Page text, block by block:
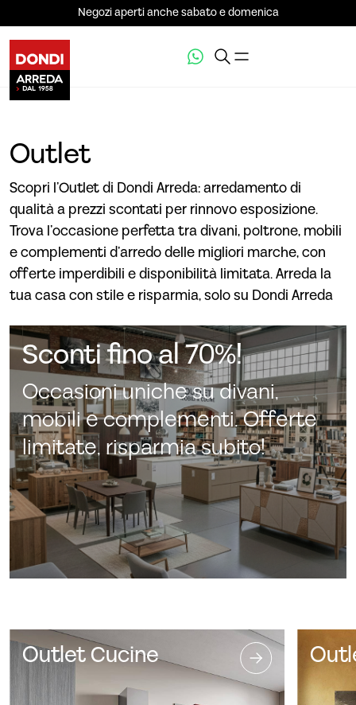
Negozi aperti anche sabato e domenica
Outlet
Scopri l’Outlet di Dondi Arreda: arredamento di
qualità a prezzi scontati per rinnovo esposizione.
Trova l’occasione perfetta tra divani, poltrone, mobili
e complementi d’arredo delle migliori marche, con
offerte imperdibili e disponibilità limitata. Arreda la
tua casa con stile e risparmia, solo su Dondi Arreda
Sconti fino al 70%!
Occasioni uniche su divani,
mobili e complementi. Offerte
limitate, risparmia subito!
Outlet Cucine